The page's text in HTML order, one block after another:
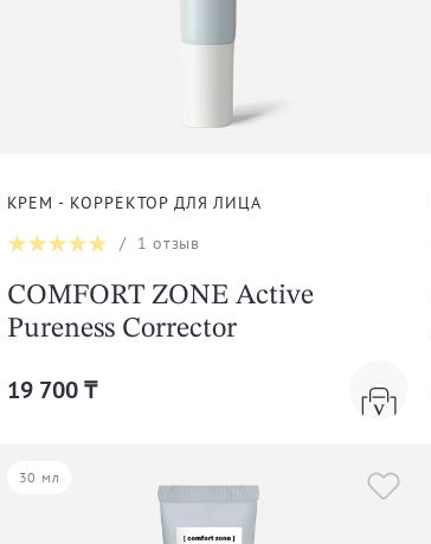
КРЕМ - КОРРЕКТОР ДЛЯ ЛИЦА
/ 1 отзыв
COMFORT ZONE Active
Pureness Corrector
19 700 ₸
30 мл